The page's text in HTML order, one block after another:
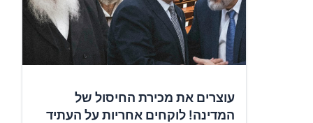
עוצרים את מכירת החיסול של
המדינה! לוקחים אחריות על העתיד